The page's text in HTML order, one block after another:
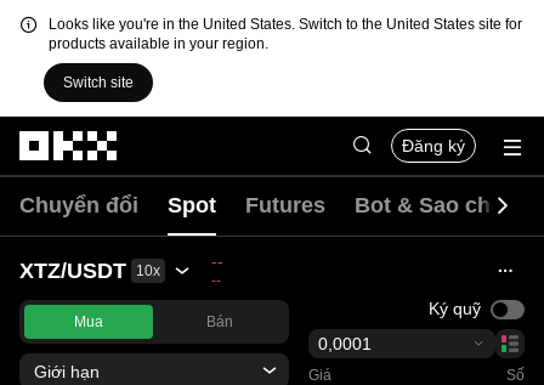
Looks like you're in the United States. Switch to the United States site for
products available in your region.
Switch site
Đăng ký
Chuyển đổi Spot Futures Bot & Sao chép
XTZ/USDT 10x --
--
Mua Bán
Giới hạn
Ký quỹ
0,0001
Giá
Số